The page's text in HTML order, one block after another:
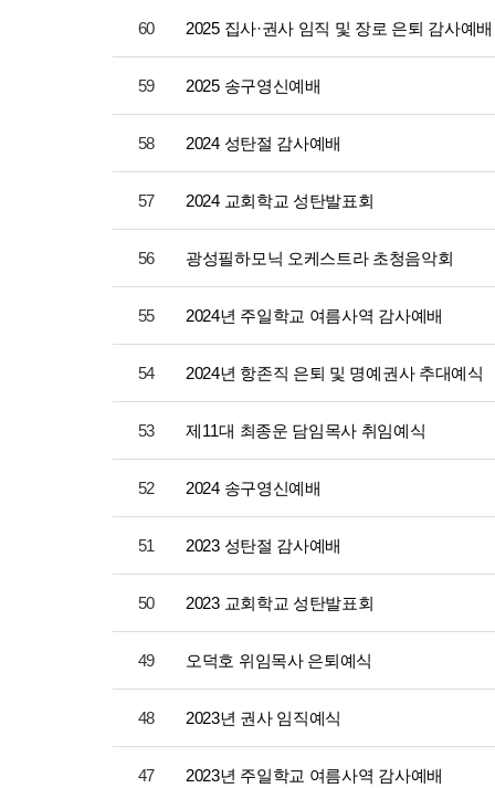
60 2025 집사·권사 임직 및 장로 은퇴 감사예배
59 2025 송구영신예배
58 2024 성탄절 감사예배
57 2024 교회학교 성탄발표회
56 광성필하모닉 오케스트라 초청음악회
55 2024년 주일학교 여름사역 감사예배
54 2024년 항존직 은퇴 및 명예권사 추대예식
53 제11대 최종운 담임목사 취임예식
52 2024 송구영신예배
51 2023 성탄절 감사예배
50 2023 교회학교 성탄발표회
49 오덕호 위임목사 은퇴예식
48 2023년 권사 임직예식
47 2023년 주일학교 여름사역 감사예배